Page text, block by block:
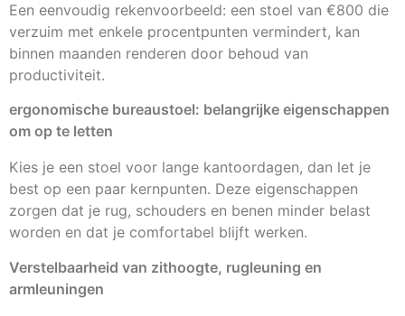
Een eenvoudig rekenvoorbeeld: een stoel van €800 die
verzuim met enkele procentpunten vermindert, kan
binnen maanden renderen door behoud van
productiviteit.
ergonomische bureaustoel: belangrijke eigenschappen
om op te letten
Kies je een stoel voor lange kantoordagen, dan let je
best op een paar kernpunten. Deze eigenschappen
zorgen dat je rug, schouders en benen minder belast
worden en dat je comfortabel blijft werken.
Verstelbaarheid van zithoogte, rugleuning en
armleuningen